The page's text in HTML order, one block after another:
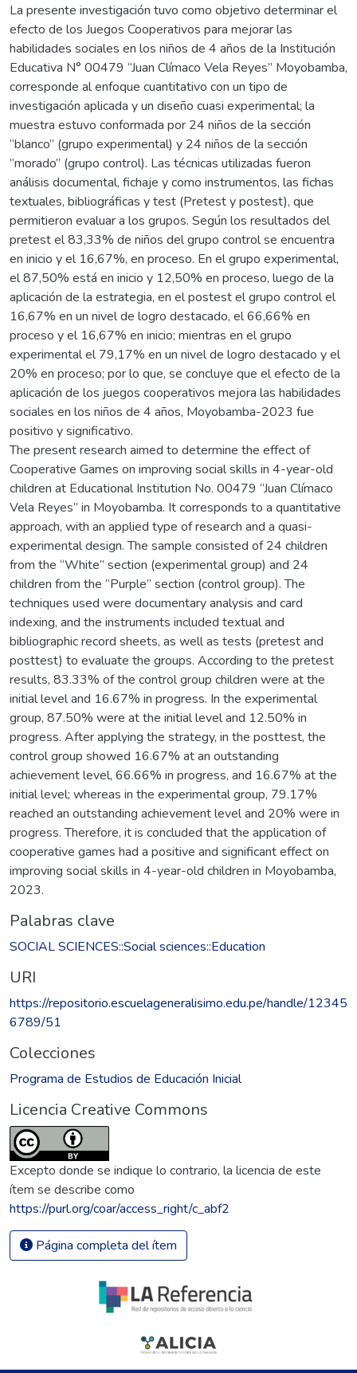
La presente investigación tuvo como objetivo determinar el
efecto de los Juegos Cooperativos para mejorar las
habilidades sociales en los niños de 4 años de la Institución
Educativa N° 00479 “Juan Clímaco Vela Reyes” Moyobamba,
corresponde al enfoque cuantitativo con un tipo de
investigación aplicada y un diseño cuasi experimental; la
muestra estuvo conformada por 24 niños de la sección
“blanco” (grupo experimental) y 24 niños de la sección
“morado” (grupo control). Las técnicas utilizadas fueron
análisis documental, fichaje y como instrumentos, las fichas
textuales, bibliográficas y test (Pretest y postest), que
permitieron evaluar a los grupos. Según los resultados del
pretest el 83,33% de niños del grupo control se encuentra
en inicio y el 16,67%, en proceso. En el grupo experimental,
el 87,50% está en inicio y 12,50% en proceso, luego de la
aplicación de la estrategia, en el postest el grupo control el
16,67% en un nivel de logro destacado, el 66,66% en
proceso y el 16,67% en inicio; mientras en el grupo
experimental el 79,17% en un nivel de logro destacado y el
20% en proceso; por lo que, se concluye que el efecto de la
aplicación de los juegos cooperativos mejora las habilidades
sociales en los niños de 4 años, Moyobamba-2023 fue
positivo y significativo.
The present research aimed to determine the effect of
Cooperative Games on improving social skills in 4-year-old
children at Educational Institution No. 00479 “Juan Clímaco
Vela Reyes” in Moyobamba. It corresponds to a quantitative
approach, with an applied type of research and a quasi-
experimental design. The sample consisted of 24 children
from the “White” section (experimental group) and 24
children from the “Purple” section (control group). The
techniques used were documentary analysis and card
indexing, and the instruments included textual and
bibliographic record sheets, as well as tests (pretest and
posttest) to evaluate the groups. According to the pretest
results, 83.33% of the control group children were at the
initial level and 16.67% in progress. In the experimental
group, 87.50% were at the initial level and 12.50% in
progress. After applying the strategy, in the posttest, the
control group showed 16.67% at an outstanding
achievement level, 66.66% in progress, and 16.67% at the
initial level; whereas in the experimental group, 79.17%
reached an outstanding achievement level and 20% were in
progress. Therefore, it is concluded that the application of
cooperative games had a positive and significant effect on
improving social skills in 4-year-old children in Moyobamba,
2023.
Palabras clave
SOCIAL SCIENCES::Social sciences::Education
URI
https://repositorio.escuelageneralisimo.edu.pe/handle/12345
6789/51
Colecciones
Programa de Estudios de Educación Inicial
Licencia Creative Commons
Excepto donde se indique lo contrario, la licencia de este
ítem se describe como
https://purl.org/coar/access_right/c_abf2
Página completa del ítem